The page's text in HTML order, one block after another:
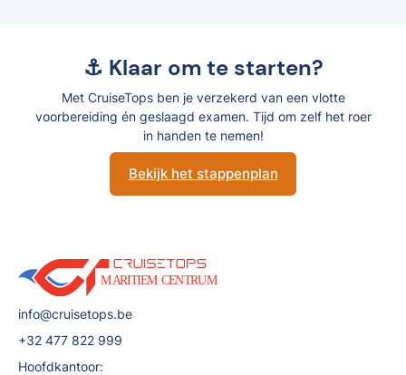
⚓ Klaar om te starten?
Met CruiseTops ben je verzekerd van een vlotte
voorbereiding én geslaagd examen. Tijd om zelf het roer
in handen te nemen!
Bekijk het stappenplan
info@cruisetops.be
+32 477 822 999
Hoofdkantoor: